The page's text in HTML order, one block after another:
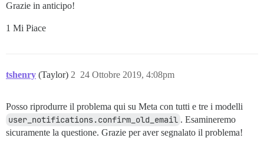
Grazie in anticipo!
1 Mi Piace
tshenry (Taylor) 24 Ottobre 2019, 4:08pm
2
Posso riprodurre il problema qui su Meta con tutti e tre i modelli
user_notifications.confirm_old_email . Esamineremo
sicuramente la questione. Grazie per aver segnalato il problema!